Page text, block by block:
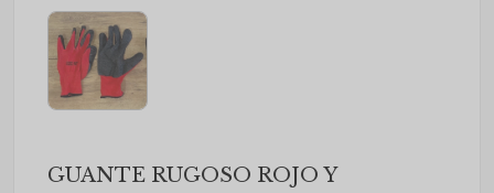
GUANTE RUGOSO ROJO Y